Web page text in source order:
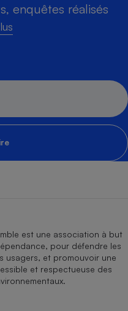
enquêtes réalisés
est une association à but
pour défendre les
usagers, et promouvoir une
et respectueuse des